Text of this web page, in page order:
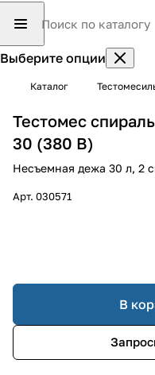
Выберите опции
Каталог
Тестомес
30 (380 В)
Несъемная дежа 30 л, 2
Арт. 030571
В